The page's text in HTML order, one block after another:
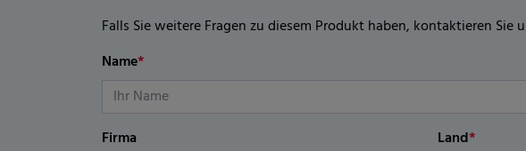
Falls Sie weitere Fragen zu diesem Produkt haben, kontaktieren Sie
Name*
Firma Land*